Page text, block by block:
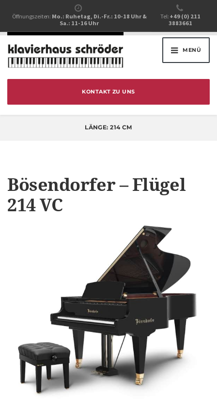
Öffnungszeiten: Mo.: Ruhetag, Di.-Fr.: 10-18 Uhr &
Sa.: 11-16 Uhr
Tel: +49 (0) 211
3883661
MENÜ
KONTAKT ZU UNS
LÄNGE:214 CM
Bösendorfer – Flügel
214 VC